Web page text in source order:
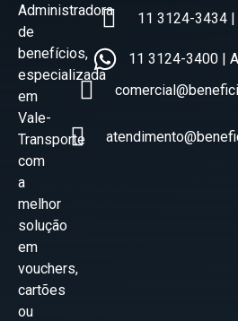
Administradora
de
benefícios,
especializada
em
Vale-
Transporte
com
a
melhor
solução
em
vouchers,
cartões
ou
11 3124-3434 |
11 3124-3400 |